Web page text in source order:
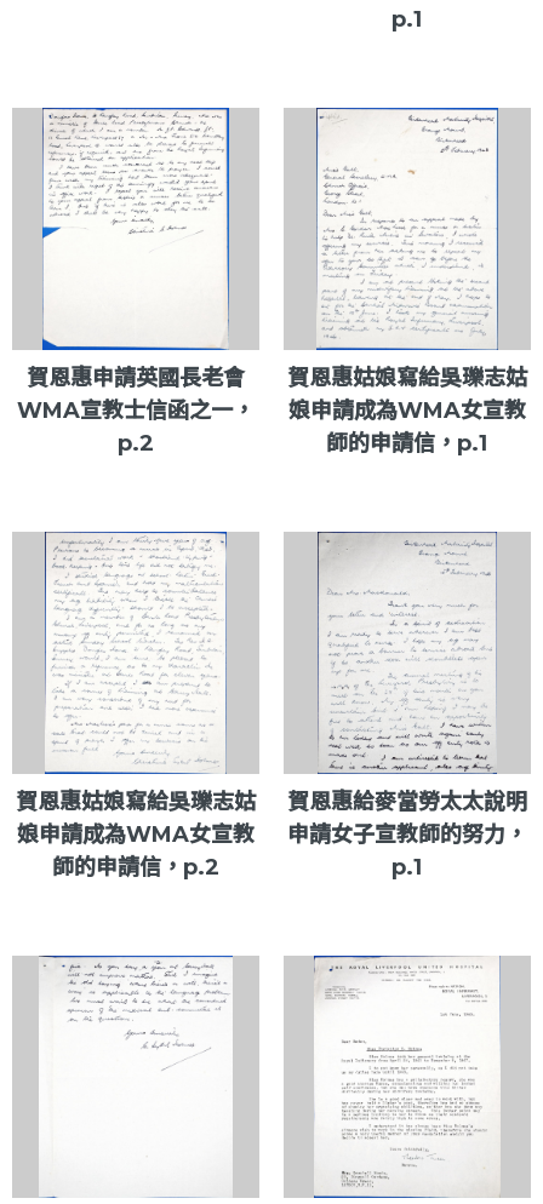
p.1
賀恩惠申請英國長老會
WMA宣教士信函之一，
p.2
賀恩惠姑娘寫給吳瓅志姑
娘申請成為WMA女宣教
師的申請信，p.1
賀恩惠姑娘寫給吳瓅志姑
娘申請成為WMA女宣教
師的申請信，p.2
賀恩惠給麥當勞太太說明
申請女子宣教師的努力，
p.1